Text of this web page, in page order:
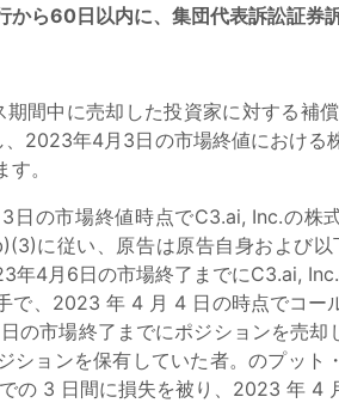
から60日以内に、集団代表訴訟証券
期間中に売却した投資家に対する
2023年4月3日の市場終値におけ
。
の市場終値時点でC3.ai, Inc.の株
に従い、原告は原告自身および
4月6日の市場終了までにC3.ai,
で、2023 年 4 月 4 日の時点でコ
の市場終了までにポジションを売
ションを保有していた者。のプッ
の 3 日間に損失を被り、2023 年 4